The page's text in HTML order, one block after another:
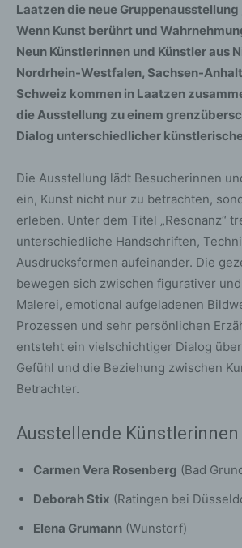
Laatzen die neue Gruppenausstellung
Wenn Kunst berührt und
Neun Künstlerinnen und Künstler aus
Nordrhein-Westfalen, Sachsen-
Schweiz kommen in Laatzen
die Ausstellung zu einem
Dialog unterschiedlicher
Die Ausstellung lädt Besucherinnen
ein, Kunst nicht nur zu betrachten,
erleben. Unter dem Titel „Resonanz“
unterschiedliche Handschriften,
Ausdrucksformen aufeinander. Die
bewegen sich zwischen figurativer
Malerei, emotional aufgeladenen
Prozessen und sehr persönlichen
entsteht ein vielschichtiger Dialog
Gefühl und die Beziehung zwischen
Betrachter.
Ausstellende
Carmen Vera Rosenberg (Bad
Deborah Stix (Ratingen bei
Elena Grumann (Wunstorf)